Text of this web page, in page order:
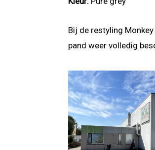
Bij de restyling
pand weer volledig